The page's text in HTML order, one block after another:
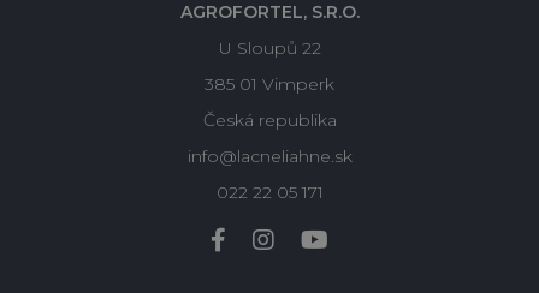
AGROFORTEL, S.R.O.
U Sloupů 22
385 01 Vimperk
Česká republika
info@lacneliahne.sk
022 22 05 171